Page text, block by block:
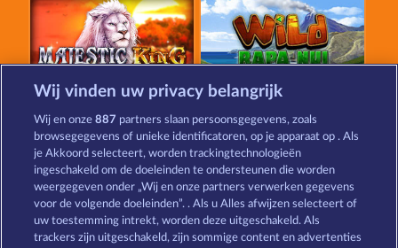
Majestic King Wild Rapa Nui
Beautiful Nature Golden Ei of Moorhuhn
Wij vinden uw privacy belangrijk
Wij en onze887 partners slaan persoonsgegevens, zoals
browsegegevens of unieke identificatoren, op je apparaat op . Als
je Akkoord selecteert, worden trackingtechnologieën
ingeschakeld om de doeleinden te ondersteunen die worden
weergegeven onder „Wij en onze partners verwerken gegevens
voor de volgende doeleinden”. . Als u Alles afwijzen selecteert of
uw toestemming intrekt, worden deze uitgeschakeld. Als
trackers zijn uitgeschakeld, zijn sommige content en advertenties